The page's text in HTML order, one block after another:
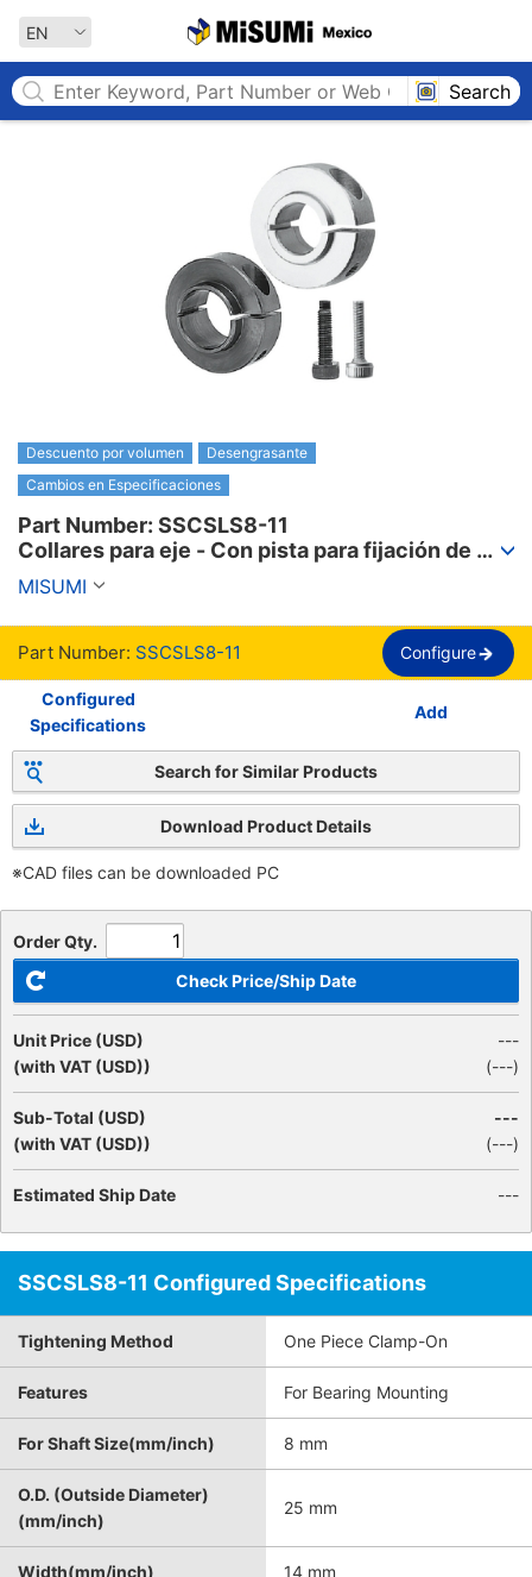
EN
Search
Descuento por volumen
Desengrasante
Cambios en Especificaciones
Part Number: SSCSLS8-11
Collares para eje - Con pista para fijación de
rodamiento, ranurado con ajuste tipo
abrazadera.
MISUMI
Part Number: SSCSLS8-11 Configure
Configured
Specifications
Add
Search for Similar Products
Download Product Details
※CAD files can be downloaded PC
Order Qty.
Check Price/Ship Date
Unit Price (USD)
(with VAT (USD))
---
(---)
Sub-Total (USD)
(with VAT (USD))
---
(---)
Estimated Ship Date ---
SSCSLS8-11 Configured Specifications
Tightening Method One Piece Clamp-On
Features For Bearing Mounting
For Shaft Size(mm/inch) 8 mm
O.D. (Outside Diameter)
(mm/inch)
25 mm
Width(mm/inch) 14 mm